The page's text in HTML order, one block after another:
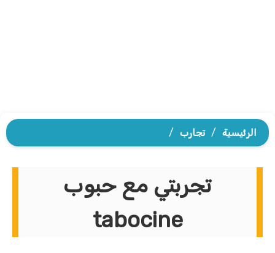
الرئيسية / تجارب /
تجربتي مع حبوب
tabocine